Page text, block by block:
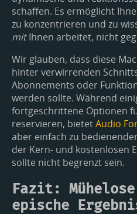
schaffen. Es ermöglicht
zu konzentrieren und zu
mitIhnen arbeitet, nicht
Wir glauben, dass diese
hinter verwirrenden
Abonnements oder
werden sollte. Während
fortgeschrittene Optionen
reservieren, bietetAudio
aber einfach zu
der Kern- und kostenlosen
sollte nicht begrenzt sein.
Fazit:
epische